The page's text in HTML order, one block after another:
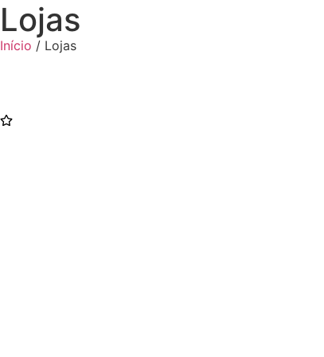
Lojas
Início / Lojas